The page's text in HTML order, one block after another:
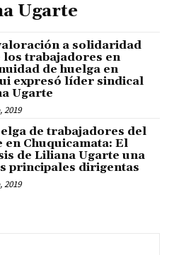
Ugarte
a solidaridad
los trabajadores en
de huelga en
expresó líder sindical
Ugarte
2019
de trabajadores del
en Chuquicamata: El
de Liliana Ugarte una
principales dirigentas
2019